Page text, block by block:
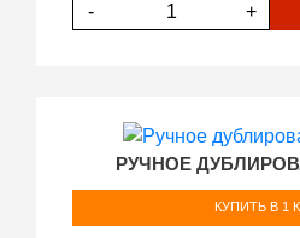
- +
РУЧНОЕ
КУПИТЬ В 1